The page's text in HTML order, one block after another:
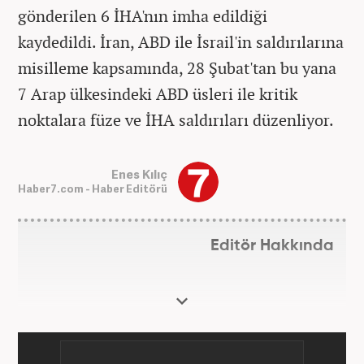
gönderilen 6 İHA'nın imha edildiği
kaydedildi. İran, ABD ile İsrail'in saldırılarına
misilleme kapsamında, 28 Şubat'tan bu yana
7 Arap ülkesindeki ABD üsleri ile kritik
noktalara füze ve İHA saldırıları düzenliyor.
Enes Kılıç
Haber7.com - Haber Editörü
Editör Hakkında